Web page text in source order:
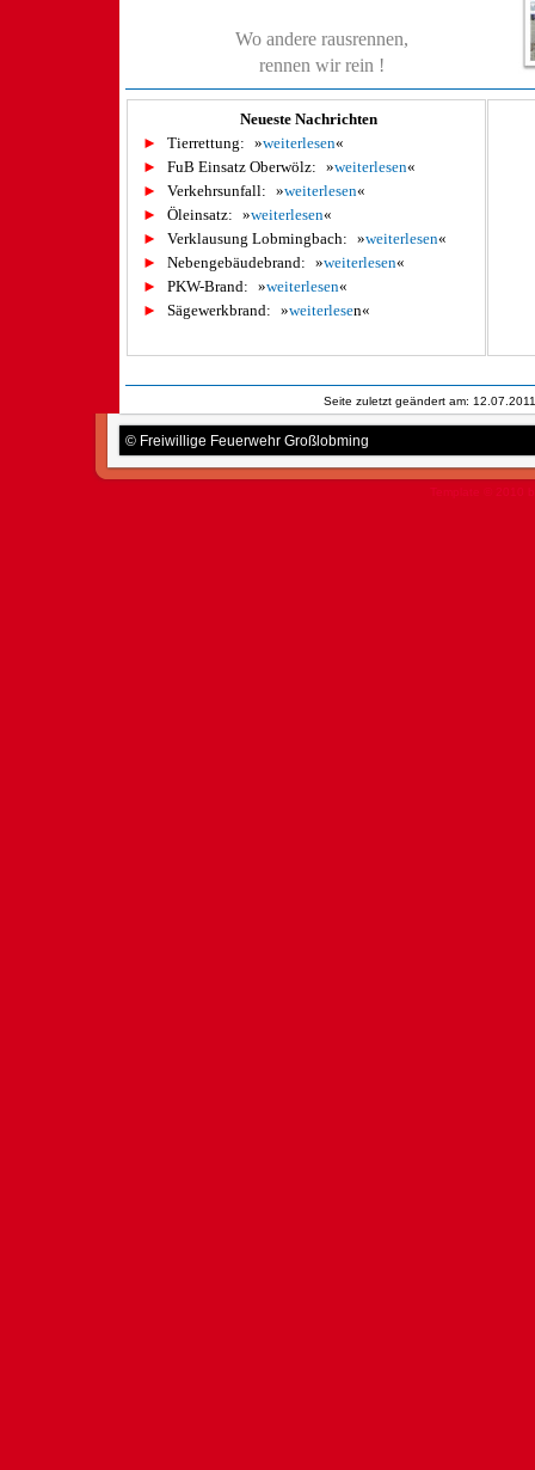
Wo andere rausrennen,
rennen wir rein !
Neueste Nachrichten
►
Tierrettung: »weiterlesen«
►
FuB Einsatz Oberwölz: »weiterlesen«
►
Verkehrsunfall: »weiterlesen«
►
Öleinsatz: »weiterlesen«
►
Verklausung Lobmingbach: »weiterlesen«
►
Nebengebäudebrand: »weiterlesen«
►
PKW-Brand: »weiterlesen«
►
Sägewerkbrand: »weiterlesen«
Seite zuletzt geändert am:
© Freiwillige Feuerwehr Großlobming